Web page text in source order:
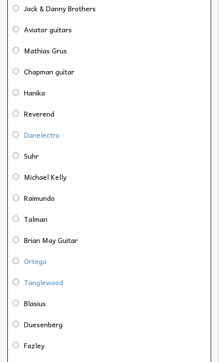
Jack & Danny Brothers
Aviator guitars
Mathias Grus
Chapman guitar
Hanika
Reverend
Danelectro
Suhr
Michael Kelly
Raimundo
Talman
Brian May Guitar
Ortega
Tanglewood
Blasius
Duesenberg
Fazley